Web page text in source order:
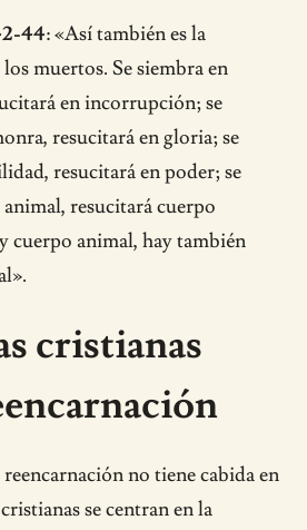
44: «Así también es la
muertos. Se siembra en
en incorrupción; se
resucitará en gloria; se
resucitará en poder; se
resucitará cuerpo
cuerpo animal, hay también
cristianas
no tiene cabida en
se centran en la